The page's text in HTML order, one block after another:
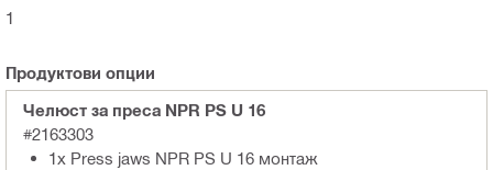
1
Продуктови опции
Челюст за преса NPR PS U 16
#2163303
1x Press jaws NPR PS U 16 монтаж